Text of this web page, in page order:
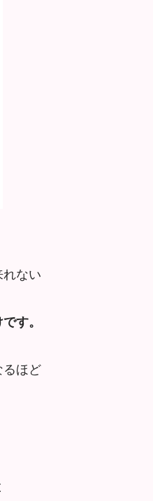
れない
す。
るほど